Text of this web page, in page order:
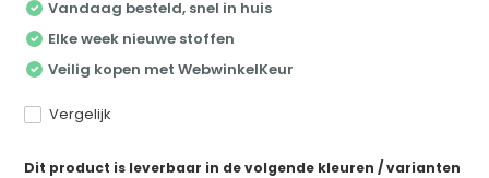
Vandaag besteld, snel in huis
Elke week nieuwe stoffen
Veilig kopen met WebwinkelKeur
Vergelijk
Dit product is leverbaar in de volgende kleuren / varianten